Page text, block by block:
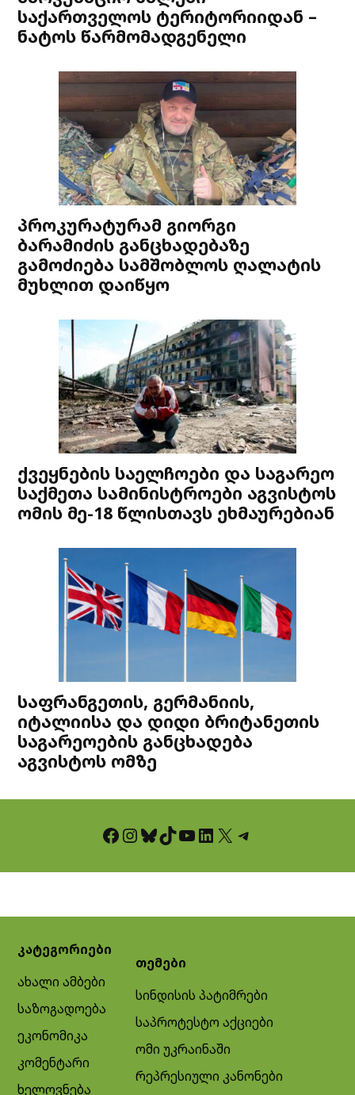
საქართველოს ტერიტორიიდან –
ნატოს წარმომადგენელი
პროკურატურამ გიორგი
ბარამიძის განცხადებაზე
გამოძიება სამშობლოს ღალატის
მუხლით დაიწყო
ქვეყნების საელჩოები და საგარეო
საქმეთა სამინისტროები აგვისტოს
ომის მე-18 წლისთავს ეხმაურებიან
საფრანგეთის, გერმანიის,
იტალიისა და დიდი ბრიტანეთის
საგარეოების განცხადება
აგვისტოს ომზე
Facebook InstagramBluesky TikTok YouTube LinkedIn X Telegram
კატეგორიები
ახალი ამბები
საზოგადოება
ეკონომიკა
კომენტარი
ხელოვნება
თემები
სინდისის პატიმრები
საპროტესტო აქციები
ომი უკრაინაში
რეპრესიული კანონები